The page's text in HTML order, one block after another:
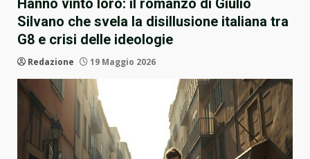
Hanno vinto loro: il romanzo di Giulio
Silvano che svela la disillusione italiana tra
G8 e crisi delle ideologie
Redazione 19 Maggio 2026